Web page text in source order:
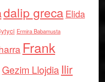
dalip grecaElida
Ermira Babamusta
Frank
Gezim Llojdia Ilir